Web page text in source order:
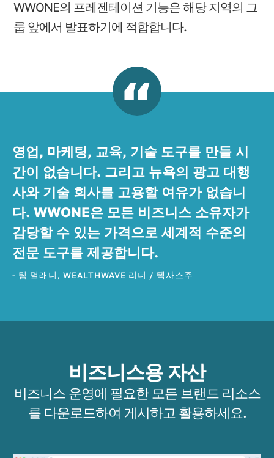
WWONE의 프레젠테이션 기능은 해당 지역의 그
룹 앞에서 발표하기에 적합합니다.
영업, 마케팅, 교육, 기술 도구를 만들 시
간이 없습니다. 그리고 뉴욕의 광고 대행
사와 기술 회사를 고용할 여유가 없습니
다. WWONE은 모든 비즈니스 소유자가
감당할 수 있는 가격으로 세계적 수준의
전문 도구를 제공합니다.
- 팀 멀래니, WEALTHWAVE 리더 / 텍사스주
비즈니스용 자산
비즈니스 운영에 필요한 모든 브랜드 리소스
를 다운로드하여 게시하고 활용하세요.